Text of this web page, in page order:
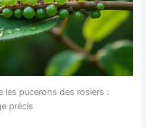
les pucerons des rosiers :
précis